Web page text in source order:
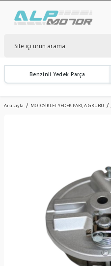
Benzinli Yedek Parça
Anasayfa MOTOSİKLET YEDEK PARÇA GRUBU